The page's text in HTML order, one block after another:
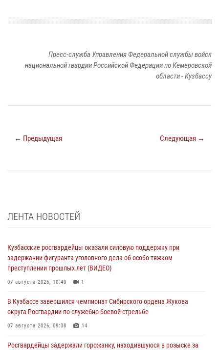
Пресс-служба Управления Федеральной службы войск
национальной гвардии Российской Федерации по Кемеровской
области - Кузбассу
← Предыдущая Следующая →
ЛЕНТА НОВОСТЕЙ
Кузбасские росгвардейцы оказали силовую поддержку при
задержании фигуранта уголовного дела об особо тяжком
преступлении прошлых лет (ВИДЕО)
07 августа 2026, 10:40 1
В Кузбассе завершился чемпионат Сибирского ордена Жукова
округа Росгвардии по служебно-боевой стрельбе
07 августа 2026, 09:38 14
Росгвардейцы задержали горожанку, находившуюся в розыске за